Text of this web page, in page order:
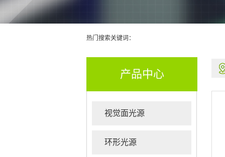
热门搜索关键词：
产品中心
视觉面光源
环形光源